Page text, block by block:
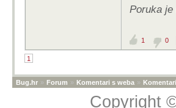
Poruka je
1 0
1
Bug.hr » Forum » Komentari s weba »
Copyright